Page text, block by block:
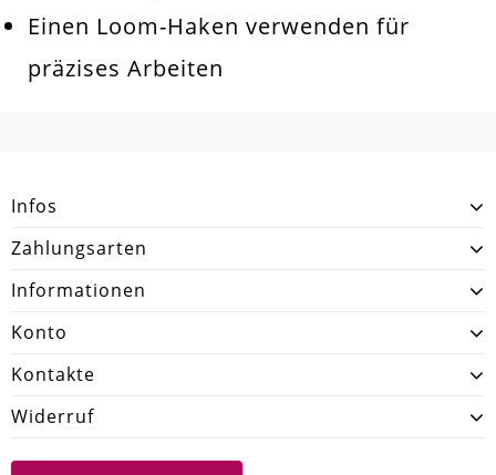
Einen Loom-Haken verwenden für
präzises Arbeiten
Infos
Zahlungsarten
Informationen
Konto
Kontakte
Widerruf